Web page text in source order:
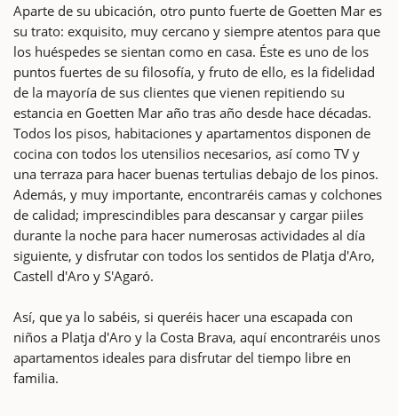
Aparte de su ubicación, otro punto fuerte de Goetten Mar es
su trato: exquisito, muy cercano y siempre atentos para que
los huéspedes se sientan como en casa. Éste es uno de los
puntos fuertes de su filosofía, y fruto de ello, es la fidelidad
de la mayoría de sus clientes que vienen repitiendo su
estancia en Goetten Mar año tras año desde hace décadas.
Todos los pisos, habitaciones y apartamentos disponen de
cocina con todos los utensilios necesarios, así como TV y
una terraza para hacer buenas tertulias debajo de los pinos.
Además, y muy importante, encontraréis camas y colchones
de calidad; imprescindibles para descansar y cargar piiles
durante la noche para hacer numerosas actividades al día
siguiente, y disfrutar con todos los sentidos de Platja d'Aro,
Castell d'Aro y S'Agaró.
Así, que ya lo sabéis, si queréis hacer una escapada con
niños a Platja d'Aro y la Costa Brava, aquí encontraréis unos
apartamentos ideales para disfrutar del tiempo libre en
familia.